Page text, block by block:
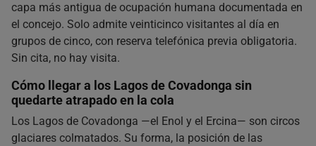
capa más antigua de ocupación humana documentada en
el concejo. Solo admite veinticinco visitantes al día en
grupos de cinco, con reserva telefónica previa obligatoria.
Sin cita, no hay visita.
Cómo llegar a los Lagos de Covadonga sin
quedarte atrapado en la cola
Los Lagos de Covadonga —el Enol y el Ercina— son circos
glaciares colmatados. Su forma, la posición de las